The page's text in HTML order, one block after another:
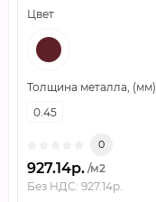
Цвет
Толщина металла, (мм)
0.45
0
927.14р. /м2
Без НДС: 927.14р.